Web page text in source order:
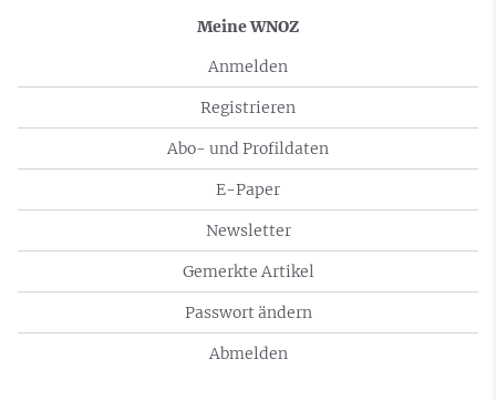
Meine WNOZ
Anmelden
Registrieren
Abo- und Profildaten
E-Paper
Newsletter
Gemerkte Artikel
Passwort ändern
Abmelden